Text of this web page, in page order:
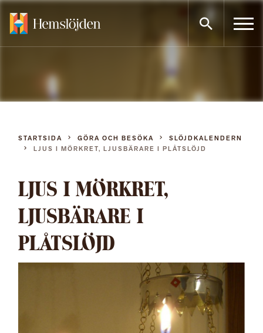
innehållet
STARTSIDA GÖRA OCH BESÖKA
SLÖJDKALENDERN
LJUS I MÖRKRET, LJUSBÄRARE I PLÅTSLÖJD
LJUS I MÖRKRET,
LJUSBÄRARE I
PLÅTSLÖJD